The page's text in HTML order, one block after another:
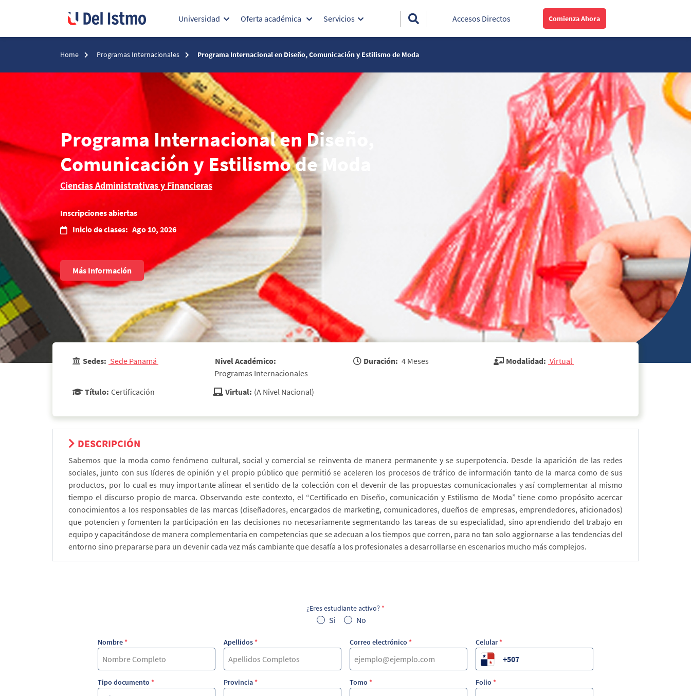
Universidad Oferta académica Servicios Accesos Directos Comienza Ahora
Home Programas Internacionales Programa Internacional en Diseño, Comunicación y Estilismo de Moda
Programa Internacional en Diseño,
Comunicación y Estilismo de Moda
Ciencias Administrativas y Financieras
Inscripciones abiertas
Inicio de clases: Ago 10, 2026
Más Información
Sedes: Sede Panamá
Nivel Académico:
Programas Internacionales
Duración: 4 Meses Modalidad: Virtual
Título: Certificación Virtual: (A Nivel Nacional)
DESCRIPCIÓN
Sabemos que la moda como fenómeno cultural, social y comercial se reinventa de manera permanente y se superpotencia. Desde la aparición de las redes
sociales, junto con sus líderes de opinión y el propio público que permitió se aceleren los procesos de tráfico de información tanto de la marca como de sus
productos, por lo cual es muy importante alinear el sentido de la colección con el devenir de las propuestas comunicacionales y así complementar al mismo
tiempo el discurso propio de marca. Observando este contexto, el “Certificado en Diseño, comunicación y Estilismo de Moda” tiene como propósito acercar
conocimientos a los responsables de las marcas (diseñadores, encargados de marketing, comunicadores, dueños de empresas, emprendedores, aficionados)
que potencien y fomenten la participación en las decisiones no necesariamente segmentando las tareas de su especialidad, sino aprendiendo del trabajo en
equipo y capacitándose de manera complementaria en competencias que se adecuan a los tiempos que corren, para no tan solo aggiornarse a las tendencias del
entorno sino prepararse para un devenir cada vez más cambiante que desafía a los profesionales a desarrollarse en escenarios mucho más complejos.
¿Eres estudiante activo? *
Si No
Nombre* Apellidos* Correo electrónico * Celular*
Tipo documento * Provincia* Tomo * Folio *